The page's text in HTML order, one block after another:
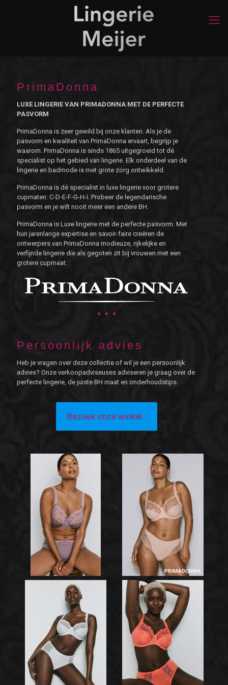
PrimaDonna
LUXE LINGERIE VAN PRIMADONNA MET DE PERFECTE
PASVORM
PrimaDonna is zeer gewild bij onze klanten. Als je de
pasvorm en kwaliteit van PrimaDonna ervaart, begrijp je
waarom. PrimaDonna is sinds 1865 uitgegroeid tot dé
specialist op het gebied van lingerie. Elk onderdeel van de
lingerie en badmode is met grote zorg ontwikkeld.
PrimaDonna is dé specialist in luxe lingerie voor grotere
cupmaten: C-D-E-F-G-H-I. Probeer de legendarische
pasvorm en je wilt nooit meer een andere BH.
PrimaDonna is Luxe lingerie met de perfecte pasvorm. Met
hun jarenlange expertise en savoir-faire creëren de
ontwerpers van PrimaDonna modieuze, rijkelijke en
verfijnde lingerie die als gegoten zit bij vrouwen met een
grotere cupmaat.
Persoonlijk advies
Heb je vragen over deze collectie of wil je een persoonlijk
advies? Onze verkoopadviseuses adviseren je graag over de
perfecte lingerie, de juiste BH maat en onderhoudstips.
Bezoek onze winkel..